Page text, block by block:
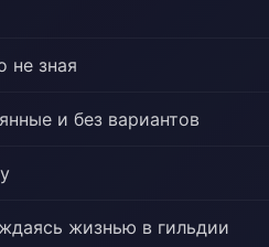
не зная
и без вариантов
жизнью в гильдии